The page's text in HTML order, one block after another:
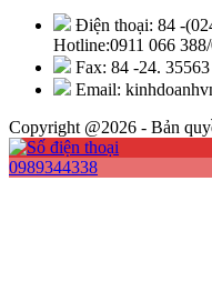
Điện thoại: 84 -
Hotline:0911 066
Fax: 84 -24.
Email:
Copyright @2026 - Bản
0989344338